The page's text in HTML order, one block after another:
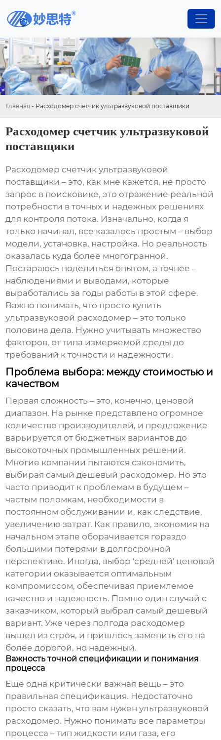
Главная - Расходомер счетчик ультразвуковой поставщики
Расходомер счетчик ультразвуковой
поставщики
Расходомер счетчик ультразвуковой
поставщики – это, как мне кажется, не просто
запрос в поисковике, это отражение реальной
потребности в точных и надежных решениях
для контроля потока. Изначально, когда я
только начинал, все казалось простым – выбор
модели, установка, настройка. Но реальность
оказалась куда более многогранной.
Постараюсь поделиться опытом, а точнее –
наблюдениями и выводами, которые
выработались за годы работы в этой сфере.
Важно понимать, что просто купить
ультразвуковой расходомер – это только
половина дела. Нужно учитывать множество
факторов, от типа измеряемой среды до
требований к точности и надежности.
Проблема выбора: между стоимостью и
качеством
Первая сложность – это, конечно, ценовой
диапазон. На рынке представлено огромное
количество производителей, и предложение
варьируется от бюджетных вариантов до
высокоточных промышленных решений.
Многие компании пытаются сэкономить,
выбирая самый дешевый расходомер. Но это
часто приводит к проблемам в будущем –
частым поломкам, необходимости в
постоянном обслуживании и, как следствие,
увеличению затрат. Как правило, экономия на
начальном этапе оборачивается гораздо
большими потерями в долгосрочной
перспективе. Иногда, выбор 'средней' ценовой
категории оказывается оптимальным
компромиссом, обеспечивая приемлемое
качество и надежность. Помню один случай с
заказчиком, который выбрал самый дешевый
вариант. Уже через полгода расходомер
вышел из строя, и пришлось заменить его на
более дорогой, но надежный.
Важность точной спецификации и понимания
процесса
Еще одна критически важная вещь – это
правильная спецификация. Недостаточно
просто сказать, что вам нуженультразвуковой
расходомер. Нужно понимать все параметры
процесса – тип жидкости или газа, его